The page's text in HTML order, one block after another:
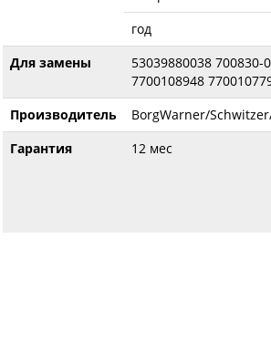
год
Для замены
53039880038 700830-
7700108948
Производитель
BorgWarner/
Гарантия
12 мес